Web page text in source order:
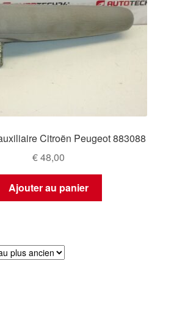
Citroën Peugeot 883088
€48,00
Ajouter au panier